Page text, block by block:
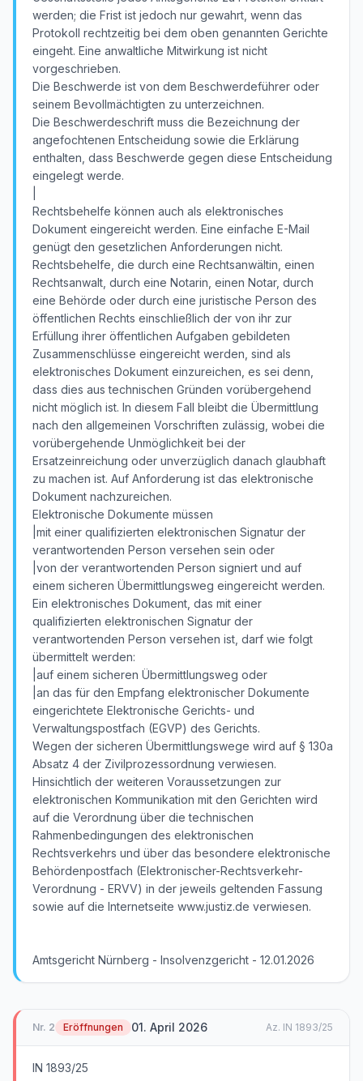
werden; die Frist ist jedoch nur gewahrt, wenn das
Protokoll rechtzeitig bei dem oben genannten Gerichte
eingeht. Eine anwaltliche Mitwirkung ist nicht
vorgeschrieben.
Die Beschwerde ist von dem Beschwerdeführer oder
seinem Bevollmächtigten zu unterzeichnen.
Die Beschwerdeschrift muss die Bezeichnung der
angefochtenen Entscheidung sowie die Erklärung
enthalten, dass Beschwerde gegen diese Entscheidung
eingelegt werde.
Rechtsbehelfe können auch als elektronisches
Dokument eingereicht werden. Eine einfache E-Mail
genügt den gesetzlichen Anforderungen nicht.
Rechtsbehelfe, die durch eine Rechtsanwältin, einen
Rechtsanwalt, durch eine Notarin, einen Notar, durch
eine Behörde oder durch eine juristische Person des
öffentlichen Rechts einschließlich der von ihr zur
Erfüllung ihrer öffentlichen Aufgaben gebildeten
Zusammenschlüsse eingereicht werden, sind als
elektronisches Dokument einzureichen, es sei denn,
dass dies aus technischen Gründen vorübergehend
nicht möglich ist. In diesem Fall bleibt die Übermittlung
nach den allgemeinen Vorschriften zulässig, wobei die
vorübergehende Unmöglichkeit bei der
Ersatzeinreichung oder unverzüglich danach glaubhaft
zu machen ist. Auf Anforderung ist das elektronische
Dokument nachzureichen.
Elektronische Dokumente müssen
|mit einer qualifizierten elektronischen Signatur der
verantwortenden Person versehen sein oder
|von der verantwortenden Person signiert und auf
einem sicheren Übermittlungsweg eingereicht werden.
Ein elektronisches Dokument, das mit einer
qualifizierten elektronischen Signatur der
verantwortenden Person versehen ist, darf wie folgt
übermittelt werden:
|auf einem sicheren Übermittlungsweg oder
|an das für den Empfang elektronischer Dokumente
eingerichtete Elektronische Gerichts- und
Verwaltungspostfach (EGVP) des Gerichts.
Wegen der sicheren Übermittlungswege wird auf § 130a
Absatz 4 der Zivilprozessordnung verwiesen.
Hinsichtlich der weiteren Voraussetzungen zur
elektronischen Kommunikation mit den Gerichten wird
auf die Verordnung über die technischen
Rahmenbedingungen des elektronischen
Rechtsverkehrs und über das besondere elektronische
Behördenpostfach (Elektronischer-Rechtsverkehr-
Verordnung - ERVV) in der jeweils geltenden Fassung
sowie auf die Internetseite www.justiz.de verwiesen.
Nr. 2 Eröffnungen 01. April 2026 Az. IN 1893/25
IN 1893/25